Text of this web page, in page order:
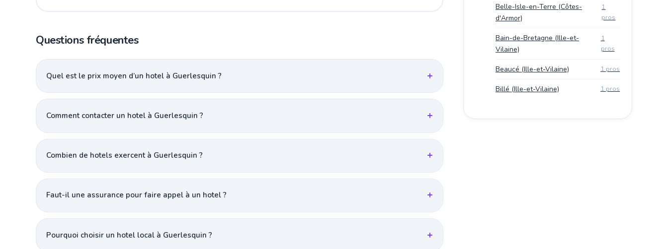
Questions fréquentes
Quel est le prix moyen d’un hotel à Guerlesquin ?
Comment contacter un hotel à Guerlesquin ?
Combien de hotels exercent à Guerlesquin ?
Faut-il une assurance pour faire appel à un hotel ?
Pourquoi choisir un hotel local à Guerlesquin ?
Belle-Isle-en-Terre (Côtes-
d'Armor)
1
pros
Bain-de-Bretagne (Ille-et-
Vilaine)
1
pros
Beaucé (Ille-et-Vilaine) 1 pros
Billé (Ille-et-Vilaine) 1 pros